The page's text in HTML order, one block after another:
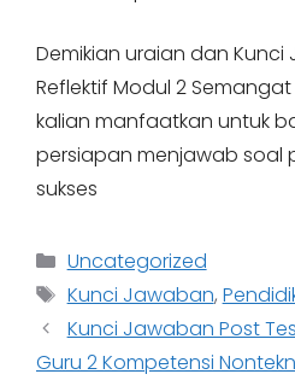
Demikian uraian dan
Reflektif Modul 2
kalian manfaatkan untuk
persiapan menjawab soal
sukses
Categories
Uncategorized
Tags
Kunci Jawaban,
Kunci Jawaban Post
Guru 2 Kompetensi